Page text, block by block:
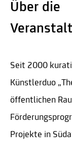
Über die
Seit 2000
Künstlerduo
öffentlichen
Projekte in